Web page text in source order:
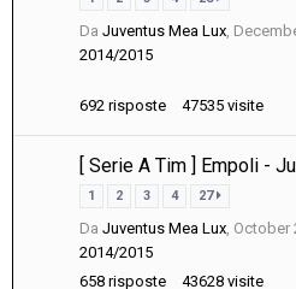
Da Juventus Mea Lux,
2014/2015
692 risposte 47535 visite
[ Serie A Tim ] Empoli -
1 2 3 4 27
Da Juventus Mea Lux, October
2014/2015
658 risposte 43628 visite